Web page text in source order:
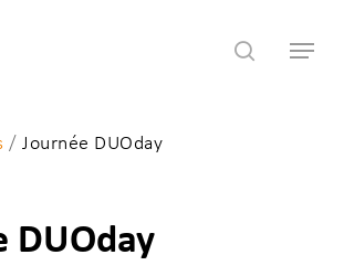
search
Menu
/Journée DUOday
DUOday